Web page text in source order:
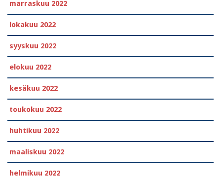
marraskuu 2022
lokakuu 2022
syyskuu 2022
elokuu 2022
kesäkuu 2022
toukokuu 2022
huhtikuu 2022
maaliskuu 2022
helmikuu 2022